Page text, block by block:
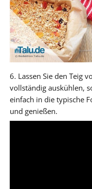
6. Lassen Sie den Teig
vollständig auskühlen,
einfach in die typische
und genießen.